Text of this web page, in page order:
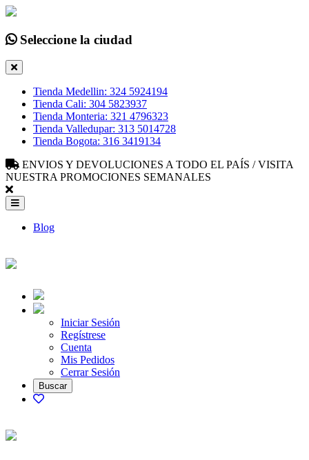
Seleccione la ciudad
Tienda Medellin: 324 5924194
Tienda Cali: 304 5823937
Tienda Monteria: 321 4796323
Tienda Valledupar: 313 5014728
Tienda Bogota: 316 3419134
ENVIOS Y DEVOLUCIONES A TODO EL PAÍS / VISITA
NUESTRA PROMOCIONES SEMANALES
Blog
Iniciar Sesión
Regístrese
Cuenta
Mis Pedidos
Cerrar Sesión